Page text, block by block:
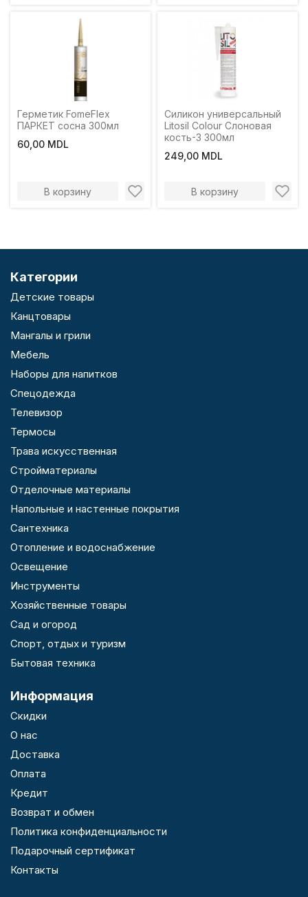
Герметик FomeFlex
ПАРКЕТ сосна 300мл
60,00 MDL
В корзину
Силикон универсальный
Litosil Colour Слоновая
кость-3 300мл
249,00 MDL
В корзину
Категории
Детские товары
Канцтовары
Мангалы и грили
Мебель
Наборы для напитков
Спецодежда
Телевизор
Термосы
Трава искусственная
Стройматериалы
Отделочные материалы
Напольные и настенные покрытия
Сантехника
Отопление и водоснабжение
Освещение
Инструменты
Хозяйственные товары
Сад и огород
Спорт, отдых и туризм
Бытовая техника
Информация
Скидки
О нас
Доставка
Оплата
Кредит
Возврат и обмен
Политика конфиденциальности
Подарочный сертификат
Контакты